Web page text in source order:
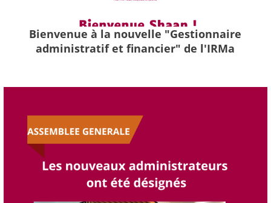
Bienvenue à la nouvelle "Gestionnaire
administratif et financier" de l'IRMa